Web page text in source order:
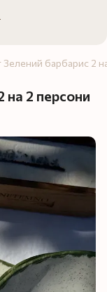
барбарис 2
на 2 персони